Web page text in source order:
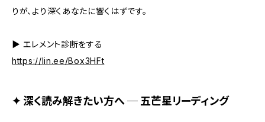
りが、より深くあなたに響くはずです。
▶︎ エレメント診断をする
https://lin.ee/Box3HFt
✦ 深く読み解きたい方へ ─ 五芒星リーディング